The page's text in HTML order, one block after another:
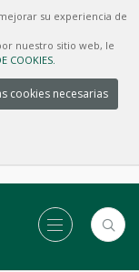
su experiencia de
nuestro sitio web, le
COOKIES.
cookies necesarias